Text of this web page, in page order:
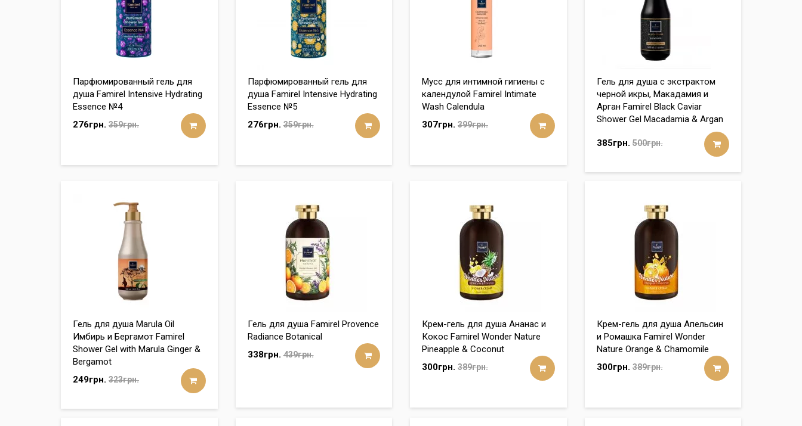
Парфюмированный гель для
душа Famirel Intensive Hydrating
Essence №4
276грн. 359грн.
Парфюмированный гель для
душа Famirel Intensive Hydrating
Essence №5
276грн. 359грн.
Мусс для интимной гигиены с
календулой Famirel Intimate
Wash Calendula
307грн. 399грн.
Гель для душа с экстрактом
черной икры, Макадамия и
Арган Famirel Black Caviar
Shower Gel Macadamia & Argan
385грн. 500грн.
Гель для душа Marula Oil
Имбирь и Бергамот Famirel
Shower Gel with Marula Ginger &
Bergamot
249грн. 323грн.
Гель для душа Famirel Provence
Radiance Botanical
338грн. 439грн.
Крем-гель для душа Ананас и
Кокос Famirel Wonder Nature
Pineapple & Coconut
300грн. 389грн.
Крем-гель для душа Апельсин
и Ромашка Famirel Wonder
Nature Orange & Chamomile
300грн. 389грн.